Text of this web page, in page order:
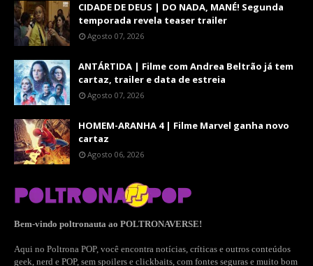
CIDADE DE DEUS | DO NADA, MANÉ! Segunda
temporada revela teaser trailer
Agosto 07, 2026
ANTÁRTIDA | Filme com Andrea Beltrão já tem
cartaz, trailer e data de estreia
Agosto 07, 2026
HOMEM-ARANHA 4 | Filme Marvel ganha novo
cartaz
Agosto 06, 2026
Bem-vindo poltronauta ao POLTRONAVERSE!
Aqui no Poltrona POP, você encontra notícias, críticas e outros conteúdos
geek, nerd e POP, sem spoilers e clickbaits, com fontes seguras e muito bom